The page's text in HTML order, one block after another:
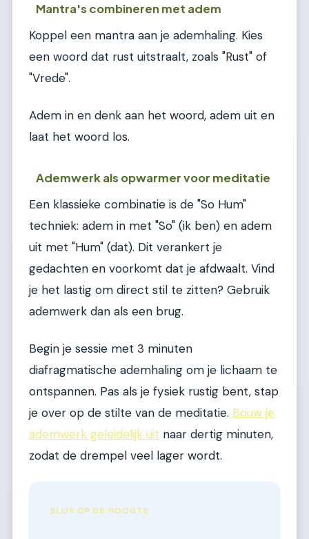
Mantra's combineren met adem
Koppel een mantra aan je ademhaling. Kies
een woord dat rust uitstraalt, zoals "Rust" of
"Vrede".
Adem in en denk aan het woord, adem uit en
laat het woord los.
Ademwerk als opwarmer voor meditatie
Een klassieke combinatie is de "So Hum"
techniek: adem in met "So" (ik ben) en adem
uit met "Hum" (dat). Dit verankert je
gedachten en voorkomt dat je afdwaalt. Vind
je het lastig om direct stil te zitten? Gebruik
ademwerk dan als een brug.
Begin je sessie met 3 minuten
diafragmatische ademhaling om je lichaam te
ontspannen. Pas als je fysiek rustig bent, stap
je over op de stilte van de meditatie. Bouw je
ademwerk geleidelijk uit naar dertig minuten,
zodat de drempel veel lager wordt.
BLIJF OP DE HOOGTE